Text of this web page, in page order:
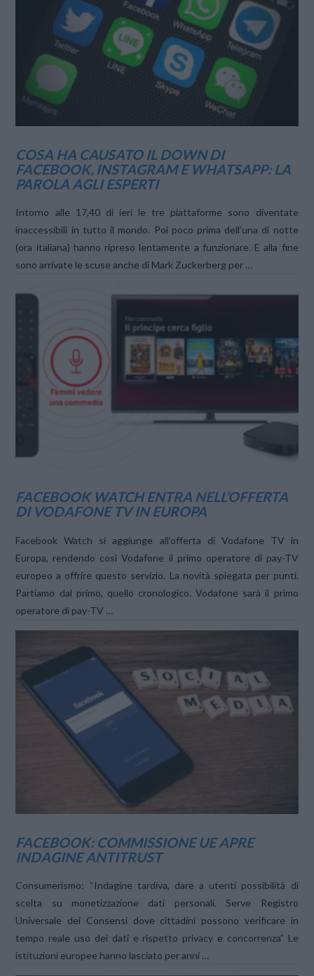
COSA HA CAUSATO IL DOWN DI
FACEBOOK, INSTAGRAM E WHATSAPP: LA
PAROLA AGLI ESPERTI
Intorno alle 17,40 di ieri le tre piattaforme sono diventate
inaccessibili in tutto il mondo. Poi poco prima dell’una di notte
(ora italiana) hanno ripreso lentamente a funzionare. E alla fine
sono arrivate le scuse anche di Mark Zuckerberg per …
VIEW POST
FACEBOOK WATCH ENTRA NELL’OFFERTA
DI VODAFONE TV IN EUROPA
Facebook Watch si aggiunge all’offerta di Vodafone TV in
Europa, rendendo così Vodafone il primo operatore di pay-TV
europeo a offrire questo servizio. La novità spiegata per punti.
Partiamo dal primo, quello cronologico. Vodafone sarà il primo
operatore di pay-TV …
FACEBOOK: COMMISSIONE UE APRE
INDAGINE ANTITRUST
Consumerismo: “Indagine tardiva, dare a utenti possibilità di
scelta su monetizzazione dati personali. Serve Registro
Universale dei Consensi dove cittadini possono verificare in
tempo reale uso dei dati e rispetto privacy e concorrenza” Le
istituzioni europee hanno lasciato per anni …